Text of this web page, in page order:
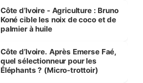
Côte d’Ivoire - Agriculture : Bruno
Koné cible les noix de coco et de
palmier à huile
Côte d’Ivoire. Après Emerse Faé,
quel sélectionneur pour les
Éléphants ? (Micro-trottoir)